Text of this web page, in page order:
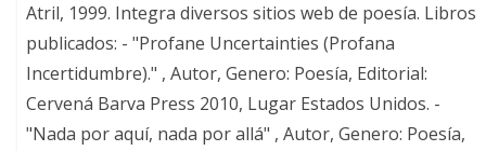
Atril, 1999. Integra diversos sitios web de poesía. Libros
publicados: - "Profane Uncertainties (Profana
Incertidumbre)." , Autor, Genero: Poesía, Editorial:
Cervená Barva Press 2010, Lugar Estados Unidos. -
"Nada por aquí, nada por allá" , Autor, Genero: Poesía,